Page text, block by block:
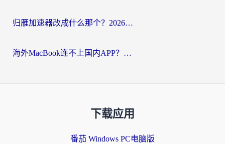
归雁加速器改成什么那个？2026海外党回国加速全攻略：告别地区限制，轻松刷剧玩游戏
海外MacBook连不上国内APP？选对回国VPN，告别地区限制的烦恼
下载应用
番茄 Windows PC电脑版